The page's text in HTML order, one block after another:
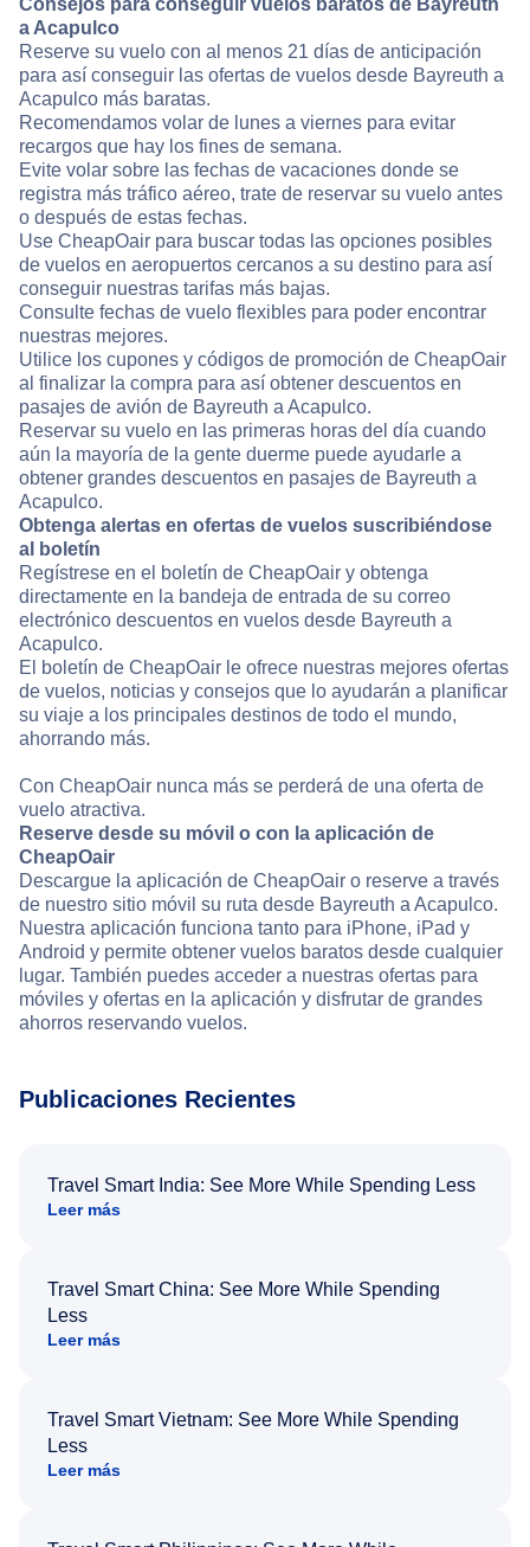
Consejos para conseguir vuelos baratos de Bayreuth
a Acapulco
Reserve su vuelo con al menos 21 días de anticipación
para así conseguir las ofertas de vuelos desde Bayreuth a
Acapulco más baratas.
Recomendamos volar de lunes a viernes para evitar
recargos que hay los fines de semana.
Evite volar sobre las fechas de vacaciones donde se
registra más tráfico aéreo, trate de reservar su vuelo antes
o después de estas fechas.
Use CheapOair para buscar todas las opciones posibles
de vuelos en aeropuertos cercanos a su destino para así
conseguir nuestras tarifas más bajas.
Consulte fechas de vuelo flexibles para poder encontrar
nuestras mejores.
Utilice los cupones y códigos de promoción de CheapOair
al finalizar la compra para así obtener descuentos en
pasajes de avión de Bayreuth a Acapulco.
Reservar su vuelo en las primeras horas del día cuando
aún la mayoría de la gente duerme puede ayudarle a
obtener grandes descuentos en pasajes de Bayreuth a
Acapulco.
Obtenga alertas en ofertas de vuelos suscribiéndose
al boletín
Regístrese en el boletín de CheapOair y obtenga
directamente en la bandeja de entrada de su correo
electrónico descuentos en vuelos desde Bayreuth a
Acapulco.
El boletín de CheapOair le ofrece nuestras mejores ofertas
de vuelos, noticias y consejos que lo ayudarán a planificar
su viaje a los principales destinos de todo el mundo,
ahorrando más.
Con CheapOair nunca más se perderá de una oferta de
vuelo atractiva.
Reserve desde su móvil o con la aplicación de
CheapOair
Descargue la aplicación de CheapOair o reserve a través
de nuestro sitio móvil su ruta desde Bayreuth a Acapulco.
Nuestra aplicación funciona tanto para iPhone, iPad y
Android y permite obtener vuelos baratos desde cualquier
lugar. También puedes acceder a nuestras ofertas para
móviles y ofertas en la aplicación y disfrutar de grandes
ahorros reservando vuelos.
Publicaciones Recientes
Travel Smart India: See More While Spending Less
Leer más
Travel Smart China: See More While Spending
Less
Leer más
Travel Smart Vietnam: See More While Spending
Less
Leer más